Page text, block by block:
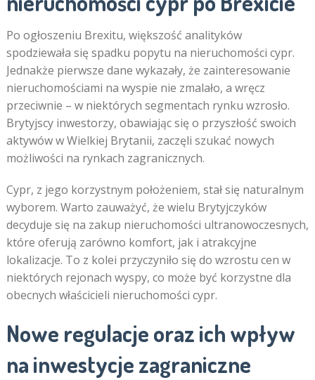
Po ogłoszeniu Brexitu, większość analityków
spodziewała się spadku popytu na nieruchomości cypr.
Jednakże pierwsze dane wykazały, że zainteresowanie
nieruchomościami na wyspie nie zmalało, a wręcz
przeciwnie – w niektórych segmentach rynku wzrosło.
Brytyjscy inwestorzy, obawiając się o przyszłość swoich
aktywów w Wielkiej Brytanii, zaczęli szukać nowych
możliwości na rynkach zagranicznych.
Cypr, z jego korzystnym położeniem, stał się naturalnym
wyborem. Warto zauważyć, że wielu Brytyjczyków
decyduje się na zakup nieruchomości ultranowoczesnych,
które oferują zarówno komfort, jak i atrakcyjne
lokalizacje. To z kolei przyczyniło się do wzrostu cen w
niektórych rejonach wyspy, co może być korzystne dla
obecnych właścicieli nieruchomości cypr.
Nowe regulacje oraz ich wpływ
na inwestycje zagraniczne